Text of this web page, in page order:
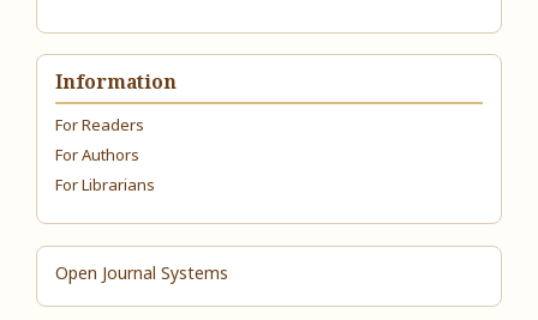
Information
For Readers
For Authors
For Librarians
Open Journal Systems